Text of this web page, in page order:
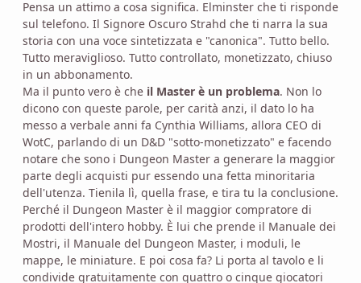
Pensa un attimo a cosa significa. Elminster che ti risponde
sul telefono. Il Signore Oscuro Strahd che ti narra la sua
storia con una voce sintetizzata e "canonica". Tutto bello.
Tutto meraviglioso. Tutto controllato, monetizzato, chiuso
in un abbonamento.
Ma il punto vero è che il Master è un problema. Non lo
dicono con queste parole, per carità anzi, il dato lo ha
messo a verbale anni fa Cynthia Williams, allora CEO di
WotC, parlando di un D&D "sotto-monetizzato" e facendo
notare che sono i Dungeon Master a generare la maggior
parte degli acquisti pur essendo una fetta minoritaria
dell'utenza. Tienila lì, quella frase, e tira tu la conclusione.
Perché il Dungeon Master è il maggior compratore di
prodotti dell'intero hobby. È lui che prende il Manuale dei
Mostri, il Manuale del Dungeon Master, i moduli, le
mappe, le miniature. E poi cosa fa? Li porta al tavolo e li
condivide gratuitamente con quattro o cinque giocatori